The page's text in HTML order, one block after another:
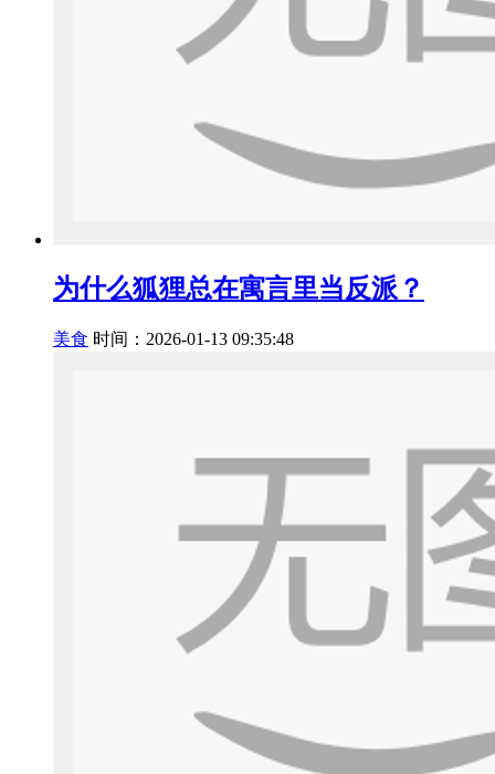
为什么狐狸总在寓言里当反派？
美食 时间：2026-01-13 09:35:48